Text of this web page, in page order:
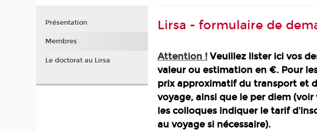
Lirsa - formulaire de
Attention ! Veuillez lister ici vos
valeur ou estimation en €. Pour
prix approximatif du transport et
voyage, ainsi que le per diem
les colloques indiquer le tarif
au voyage si nécessaire).
Présentation
Membres
Le doctorat au Lirsa